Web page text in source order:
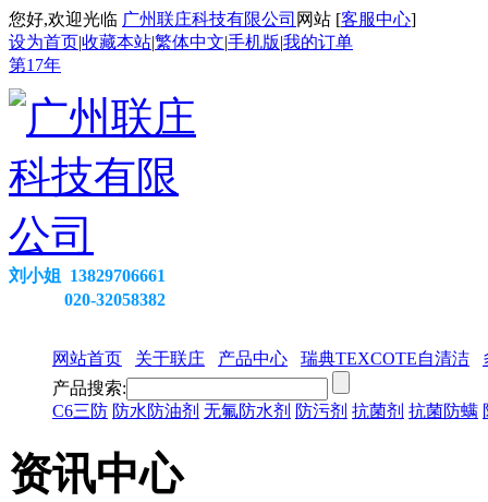
您好,欢迎光临 广州联庄科技有限公司 网站 [客服中心]
设为首页|收藏本站|繁体中文|手机版|我的订单
第17年
刘小姐 13829706661
020-32058382
网站首页 关于联庄 产品中心 瑞典TEXCOTE自清洁
产品搜索:
C6三防 防水防油剂 无氟防水剂 防污剂 抗菌剂 抗菌防螨
资讯中心